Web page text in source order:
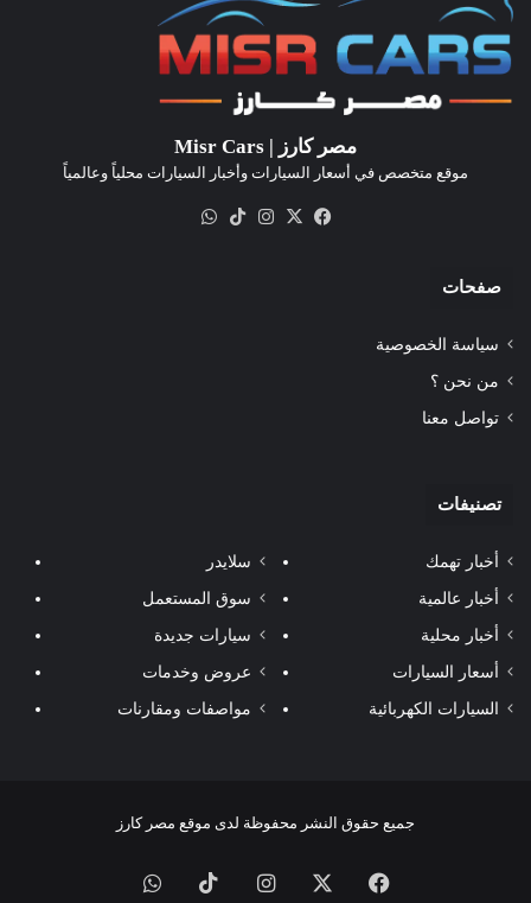
مصر كارز | Misr Cars
موقع متخصص في أسعار السيارات وأخبار السيارات محلياً وعالمياً
فيسبوك
‫X انستقرام‫TikTok
صفحات
سياسة الخصوصية
من نحن ؟
تواصل معنا
تصنيفات
أخبار تهمك
أخبار عالمية
أخبار محلية
أسعار السيارات
السيارات الكهربائية
سلايدر
سوق المستعمل
سيارات جديدة
عروض وخدمات
مواصفات ومقارنات
جميع حقوق النشر محفوظة لدى موقع مصر كارز
فيسبوك انستقرام‫TikTokواتساب